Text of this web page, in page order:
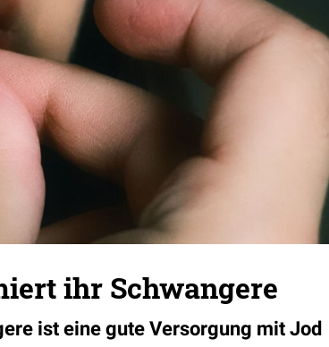
ihr Schwangere
ist eine gute Versorgung mit Jod